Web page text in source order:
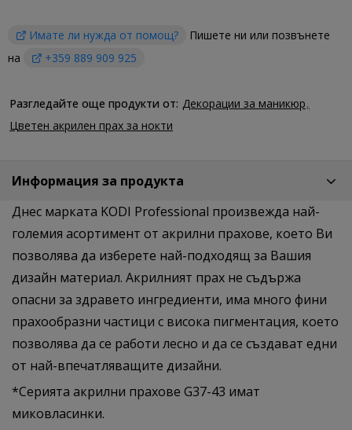
Имате ли нужда от помощ?
Пишете ни или позвънете
на
+359 889 909 925
Разгледайте още продукти от: Декорации за маникюр
Цветен акрилен прах за нокти
Информация за продукта
Днес марката KODI Professional произвежда най-
големия асортимент от акрилни прахове, което Ви
позволява да изберете най-подходящ за Вашия
дизайн материал. Акрилният прах не съдържа
опасни за здравето ингредиенти, има много фини
прахообразни частици с висока пигментация, което
позволява да се работи лесно и да се създават едни
от най-впечатляващите дизайни.
*Серията акрилни прахове G37-43 имат
миковласинки.